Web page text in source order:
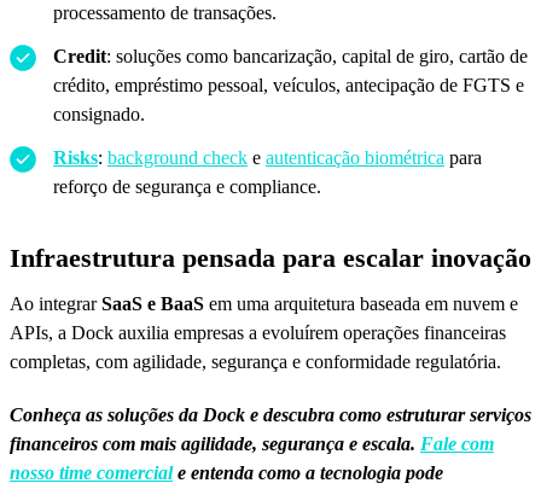
processamento de transações.
Credit: soluções como bancarização, capital de giro, cartão de
crédito, empréstimo pessoal, veículos, antecipação de FGTS e
consignado.
Risks: background check e autenticação biométrica para
reforço de segurança e compliance.
Infraestrutura pensada para escalar inovação
Ao integrarSaaS e BaaS em uma arquitetura baseada em nuvem e
APIs, a Dock auxilia empresas a evoluírem operações financeiras
completas, com agilidade, segurança e conformidade regulatória.
Conheça as soluções da Dock e descubra como estruturar serviços
financeiros com mais agilidade, segurança e escala. Fale com
nosso time comerciale entenda como a tecnologia pode